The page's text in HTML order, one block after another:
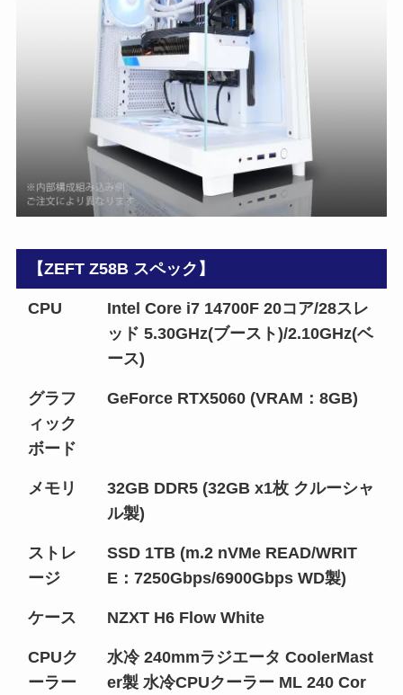
【ZEFT Z58B スペック】
CPU
Intel Core i7 14700F 20コア/28スレ
ッド 5.30GHz(ブースト)/2.10GHz(ベ
ース)
グラフ
ィック
ボード
GeForce RTX5060 (VRAM：8GB)
メモリ
32GB DDR5 (32GB x1枚 クルーシャ
ル製)
ストレ
ージ
SSD 1TB (m.2 nVMe READ/WRIT
E：7250Gbps/6900Gbps WD製)
ケース NZXT H6 Flow White
CPUク
ーラー
水冷 240mmラジエータ CoolerMast
er製 水冷CPUクーラー ML 240 Cor